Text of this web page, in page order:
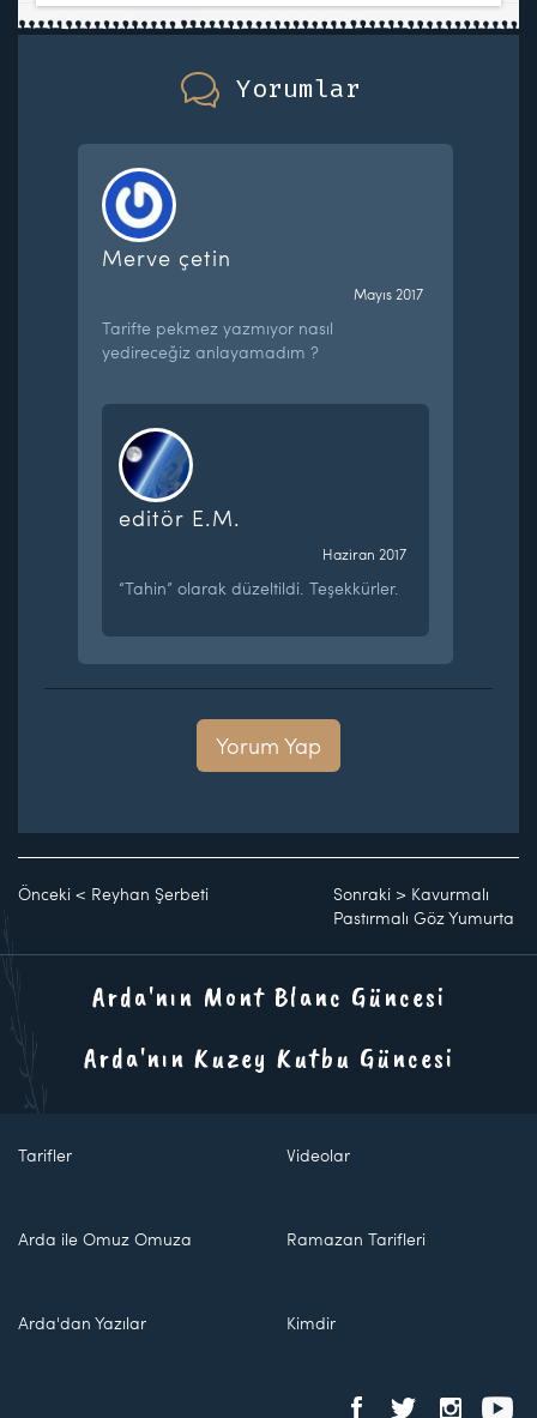
Yorumlar
Merve çetin
Mayıs 2017
Tarifte pekmez yazmıyor nasıl
yedireceğiz anlayamadım ?
editör E.M.
Haziran 2017
“Tahin” olarak düzeltildi. Teşekkürler.
Yorum Yap
Önceki < Reyhan Şerbeti Sonraki > Kavurmalı
Pastırmalı Göz Yumurta
Arda'nın Mont Blanc Güncesi
Arda'nın Kuzey Kutbu Güncesi
Tarifler Videolar
Arda ile Omuz Omuza Ramazan Tarifleri
Arda'dan Yazılar Kimdir